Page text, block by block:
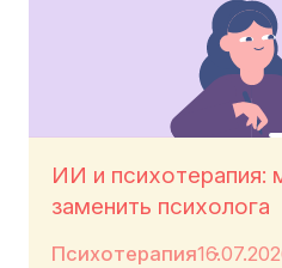
ИИ и психотерапия:
заменить психолога
Психотерапия